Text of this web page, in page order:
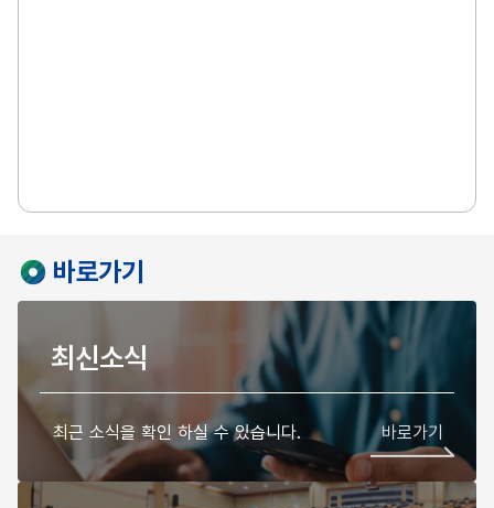
바로가기
최신소식
최근 소식을 확인 하실 수 있습니다. 바로가기